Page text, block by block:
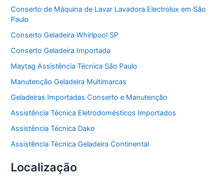
a
s
Conserto de Máquina de Lavar Lavadora Electrolux em São
Paulo
Conserto Geladeira Whirlpool SP
Conserto Geladeira Importada
Maytag Assistência Técnica São Paulo
Manutenção Geladeira Multimarcas
Geladeiras Importadas Conserto e Manutenção
Assistência Técnica Eletrodomésticos Importados
Assistência Técnica Dako
Assistência Técnica Geladeira Continental
Localização